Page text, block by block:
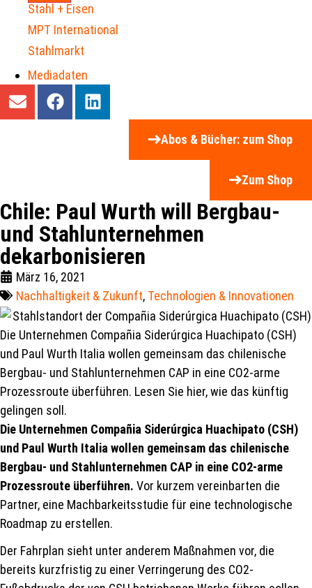
Stahl + Eisen
MPT International
Stahlmarkt
Mediadaten
Abos & Bücher: zum Shop
Zum Shop
Chile: Paul Wurth will Bergbau-
und Stahlunternehmen
dekarbonisieren
März 16, 2021
Nachhaltigkeit & Zukunft, Technologien & Innovationen
Die Unternehmen Compañia Siderúrgica Huachipato (CSH)
und Paul Wurth Italia wollen gemeinsam das chilenische
Bergbau- und Stahlunternehmen CAP in eine CO2-arme
Prozessroute überführen. Lesen Sie hier, wie das künftig
gelingen soll.
Die Unternehmen Compañia Siderúrgica Huachipato (CSH)
und Paul Wurth Italia wollen gemeinsam das chilenische
Bergbau- und Stahlunternehmen CAP in eine CO2-arme
Prozessroute überführen. Vor kurzem vereinbarten die
Partner, eine Machbarkeitsstudie für eine technologische
Roadmap zu erstellen.
Der Fahrplan sieht unter anderem Maßnahmen vor, die
bereits kurzfristig zu einer Verringerung des CO2-